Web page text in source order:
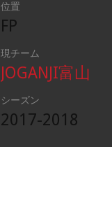
位置
FP
現チーム
JOGANJI富山
シーズン
2017-2018